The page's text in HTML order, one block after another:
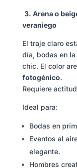
3. Arena o
veraniego
El traje claro
día, bodas en
chic. El color
fotogénico.
Requiere
Ideal para:
Bodas en
Eventos al
elegante.
Hombres